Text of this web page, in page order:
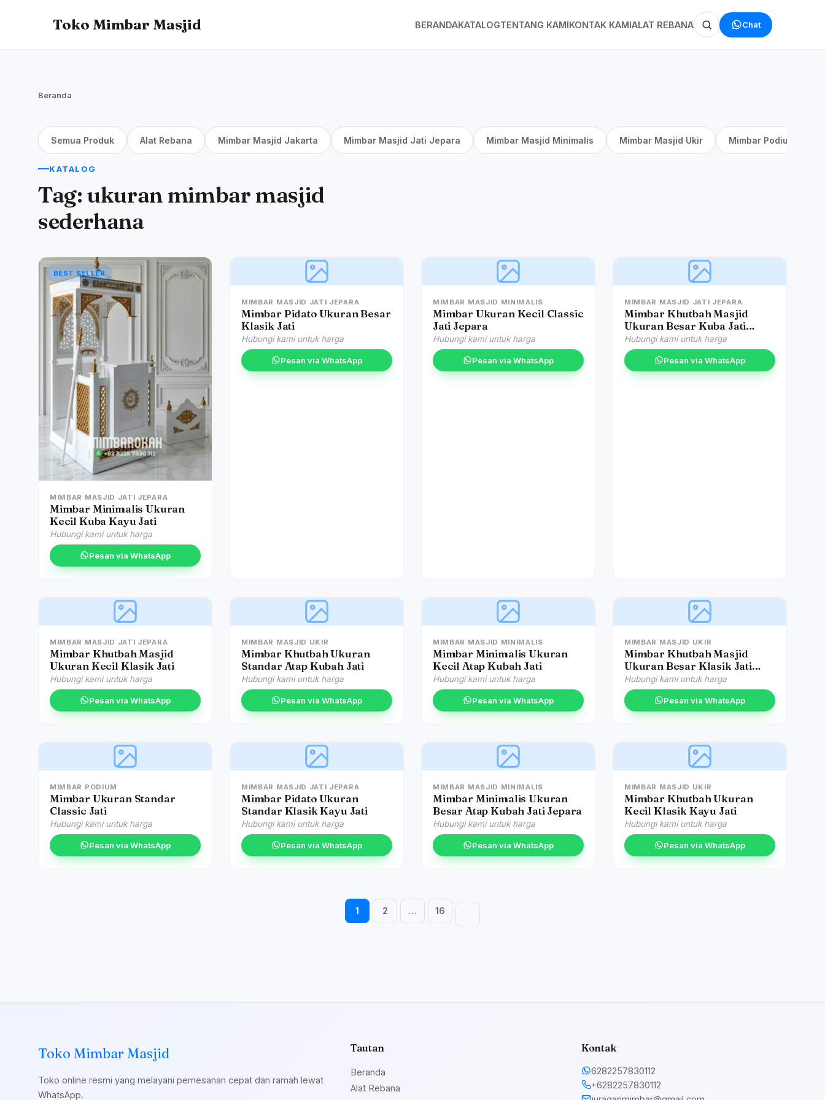
Toko Mimbar Masjid BERANDAKATALOGTENTANG KAMIKONTAK KAMIALAT REBANA Chat
Beranda
Semua Produk Alat Rebana Mimbar Masjid Jakarta Mimbar Masjid Jati Jepara Mimbar Masjid Minimalis Mimbar Masjid Ukir Mimbar Podium
KATALOG
Tag:ukuran mimbar masjid
sederhana
BEST SELLER
MIMBAR MASJID JATI JEPARA
Mimbar Minimalis Ukuran
Kecil Kuba Kayu Jati
Hubungi kami untuk harga
Pesan via WhatsApp
MIMBAR MASJID JATI JEPARA
Mimbar Pidato Ukuran Besar
Klasik Jati
Hubungi kami untuk harga
Pesan via WhatsApp
MIMBAR MASJID MINIMALIS
Mimbar Ukuran Kecil Classic
Jati Jepara
Hubungi kami untuk harga
Pesan via WhatsApp
MIMBAR MASJID JATI JEPARA
Mimbar Khutbah Masjid
Ukuran Besar Kuba Jati
Jepara
Hubungi kami untuk harga
Pesan via WhatsApp
MIMBAR MASJID JATI JEPARA
Mimbar Khutbah Masjid
Ukuran Kecil Klasik Jati
Hubungi kami untuk harga
Pesan via WhatsApp
MIMBAR MASJID UKIR
Mimbar Khutbah Ukuran
Standar Atap Kubah Jati
Hubungi kami untuk harga
Pesan via WhatsApp
MIMBAR MASJID MINIMALIS
Mimbar Minimalis Ukuran
Kecil Atap Kubah Jati
Hubungi kami untuk harga
Pesan via WhatsApp
MIMBAR MASJID UKIR
Mimbar Khutbah Masjid
Ukuran Besar Klasik Jati
Jepara
Hubungi kami untuk harga
Pesan via WhatsApp
MIMBAR PODIUM
Mimbar Ukuran Standar
Classic Jati
Hubungi kami untuk harga
Pesan via WhatsApp
MIMBAR MASJID JATI JEPARA
Mimbar Pidato Ukuran
Standar Klasik Kayu Jati
Hubungi kami untuk harga
Pesan via WhatsApp
MIMBAR MASJID MINIMALIS
Mimbar Minimalis Ukuran
Besar Atap Kubah Jati Jepara
Hubungi kami untuk harga
Pesan via WhatsApp
MIMBAR MASJID UKIR
Mimbar Khutbah Ukuran
Kecil Klasik Kayu Jati
Hubungi kami untuk harga
Pesan via WhatsApp
Navigasi halaman
1 2 … 16
Toko Mimbar Masjid
Toko online resmi yang melayani pemesanan cepat dan ramah lewat
WhatsApp.
Tautan
Beranda
Alat Rebana
Kontak
6282257830112
+6282257830112